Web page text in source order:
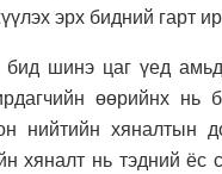
эрх бидний гарт
шинэ цаг үед
өөрийнх нь
нийтийн хяналтын
хяналт нь тэдний ёс